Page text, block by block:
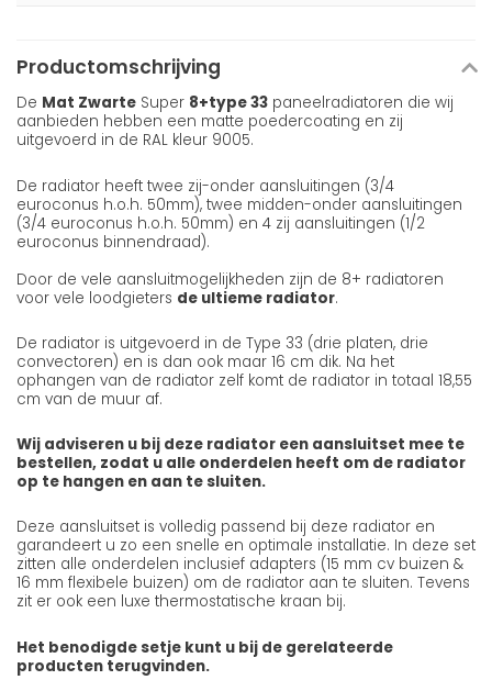
Productomschrijving
De Mat Zwarte Super 8+type 33 paneelradiatoren die wij
aanbieden hebben een matte poedercoating en zij
uitgevoerd in de RAL kleur 9005.
De radiator heeft twee zij-onder aansluitingen (3/4
euroconus h.o.h. 50mm), twee midden-onder aansluitingen
(3/4 euroconus h.o.h. 50mm) en 4 zij aansluitingen (1/2
euroconus binnendraad).
Door de vele aansluitmogelijkheden zijn de 8+ radiatoren
voor vele loodgieters de ultieme radiator.
De radiator is uitgevoerd in de Type 33 (drie platen, drie
convectoren) en is dan ook maar 16 cm dik. Na het
ophangen van de radiator zelf komt de radiator in totaal 18,55
cm van de muur af.
Wij adviseren u bij deze radiator een aansluitset mee te
bestellen, zodat u alle onderdelen heeft om de radiator
op te hangen en aan te sluiten.
Deze aansluitset is volledig passend bij deze radiator en
garandeert u zo een snelle en optimale installatie. In deze set
zitten alle onderdelen inclusief adapters (15 mm cv buizen &
16 mm flexibele buizen) om de radiator aan te sluiten. Tevens
zit er ook een luxe thermostatische kraan bij.
Het benodigde setje kunt u bij de gerelateerde
producten terugvinden.